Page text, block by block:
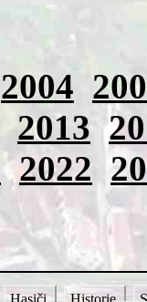
2004
2013
2022
Hasiči Historie